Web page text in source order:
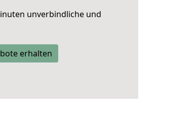
unverbindliche und
erhalten